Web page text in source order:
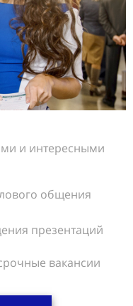
и интересными
общения
презентаций
вакансии